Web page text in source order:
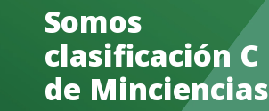
Somos
clasificación C
de Minciencias